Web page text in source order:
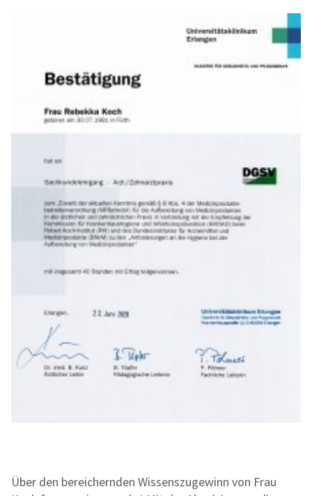
Über den bereichernden Wissenszugewinn von Frau